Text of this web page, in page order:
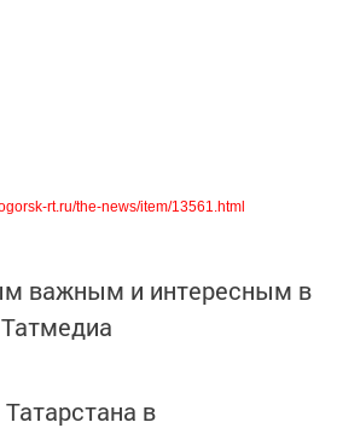
rt.ru/the-news/item/13561.html
важным и интересным в
Татмедиа
в